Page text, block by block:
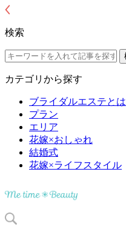
検索
カテゴリから探す
ブライダルエステとは
プラン
エリア
花嫁×おしゃれ
結婚式
花嫁×ライフスタイル